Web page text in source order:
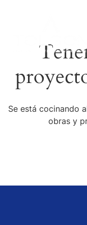
Se está cocinando
obras y